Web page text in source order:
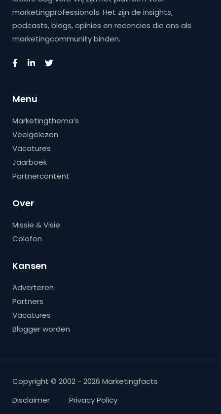
marketingprofessionals. Het zijn de insights,
podcasts, blogs, opinies en recencies die ons als
marketingcommunity binden.
Menu
Marketingthema’s
Veelgelezen
Vacatures
Jaarboek
Partnercontent
Over
Missie & Visie
Colofon
Kansen
Adverteren
Partners
Vacatures
Blogger worden
Copyright © 2002 - 2026 Marketingfacts
Disclaimer
Privacy Policy